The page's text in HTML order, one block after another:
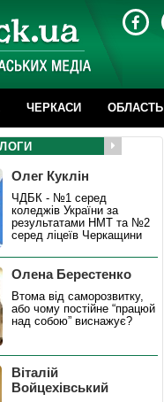
ЧЕРКАСИ ОБЛАСТЬ
Олег Куклін
ЧДБК - №1 серед
коледжів України за
результатами НМТ та №2
серед ліцеїв Черкащини
Олена Берестенко
Втома від саморозвитку,
або чому постійне “працюй
над собою” виснажує?
Віталій
Войцехівський